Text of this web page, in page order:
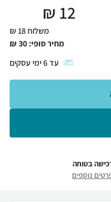
12
₪
משלוח 18 ₪
מחיר סופי: 30
₪
עד6ימי עסקים
בטוחה
נוספים